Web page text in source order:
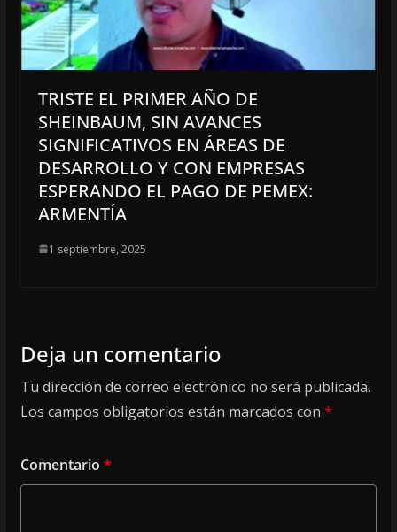
TRISTE EL PRIMER AÑO DE
SHEINBAUM, SIN AVANCES
SIGNIFICATIVOS EN ÁREAS DE
DESARROLLO Y CON EMPRESAS
ESPERANDO EL PAGO DE PEMEX:
ARMENTÍA
1 septiembre, 2025
Deja un comentario
Tu dirección de correo electrónico no será publicada.
Los campos obligatorios están marcados con *
Comentario *